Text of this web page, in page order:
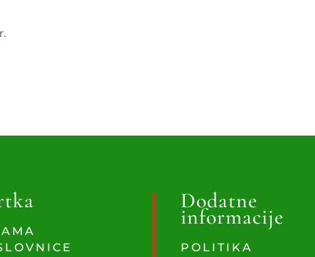
Dodatne
informacije
POLITIKA